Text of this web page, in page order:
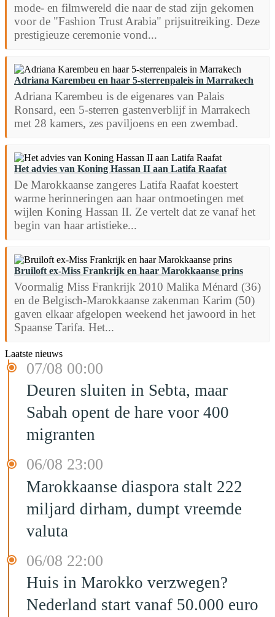
mode- en filmwereld die naar de stad zijn gekomen
voor de "Fashion Trust Arabia" prijsuitreiking. Deze
prestigieuze ceremonie vond...
Adriana Karembeu en haar 5-sterrenpaleis in Marrakech
Adriana Karembeu is de eigenares van Palais
Ronsard, een 5-sterren gastenverblijf in Marrakech
met 28 kamers, zes paviljoens en een zwembad.
Het advies van Koning Hassan II aan Latifa Raafat
De Marokkaanse zangeres Latifa Raafat koestert
warme herinneringen aan haar ontmoetingen met
wijlen Koning Hassan II. Ze vertelt dat ze vanaf het
begin van haar artistieke...
Bruiloft ex-Miss Frankrijk en haar Marokkaanse prins
Voormalig Miss Frankrijk 2010 Malika Ménard (36)
en de Belgisch-Marokkaanse zakenman Karim (50)
gaven elkaar afgelopen weekend het jawoord in het
Spaanse Tarifa. Het...
Laatste nieuws
07/08 00:00
Deuren sluiten in Sebta, maar
Sabah opent de hare voor 400
migranten
06/08 23:00
Marokkaanse diaspora stalt 222
miljard dirham, dumpt vreemde
valuta
06/08 22:00
Huis in Marokko verzwegen?
Nederland start vanaf 50.000 euro